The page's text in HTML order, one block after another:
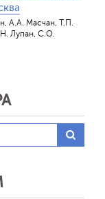
А.А. Масчан, Т.П.
Лупан, С.О.